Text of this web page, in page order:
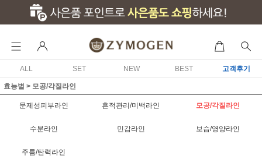
ALL SET NEW BEST 고객후기
효능별 > 모공/각질라인
문제성피부라인 흔적관리/미백라인 모공/각질라인
수분라인 민감라인 보습/영양라인
주름/탄력라인